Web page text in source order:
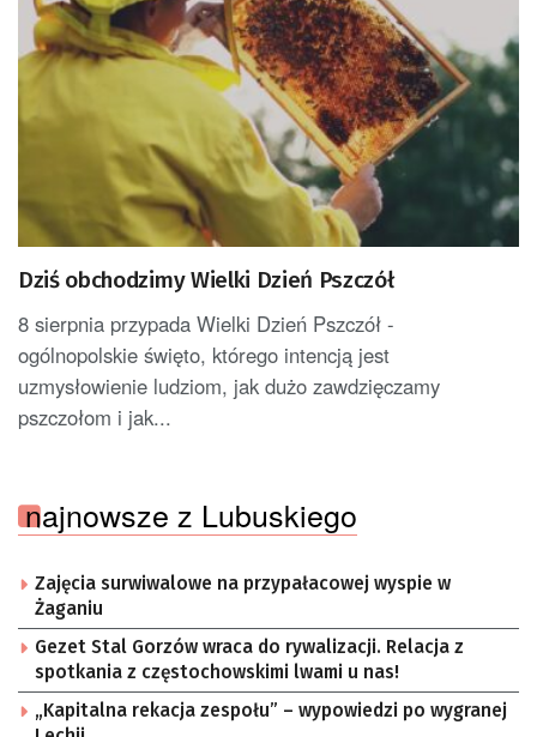
Dziś obchodzimy Wielki Dzień Pszczół
8 sierpnia przypada Wielki Dzień Pszczół -
ogólnopolskie święto, którego intencją jest
uzmysłowienie ludziom, jak dużo zawdzięczamy
pszczołom i jak...
najnowsze z Lubuskiego
Zajęcia surwiwalowe na przypałacowej wyspie w
Żaganiu
Gezet Stal Gorzów wraca do rywalizacji. Relacja z
spotkania z częstochowskimi lwami u nas!
„Kapitalna rekacja zespołu” – wypowiedzi po wygranej